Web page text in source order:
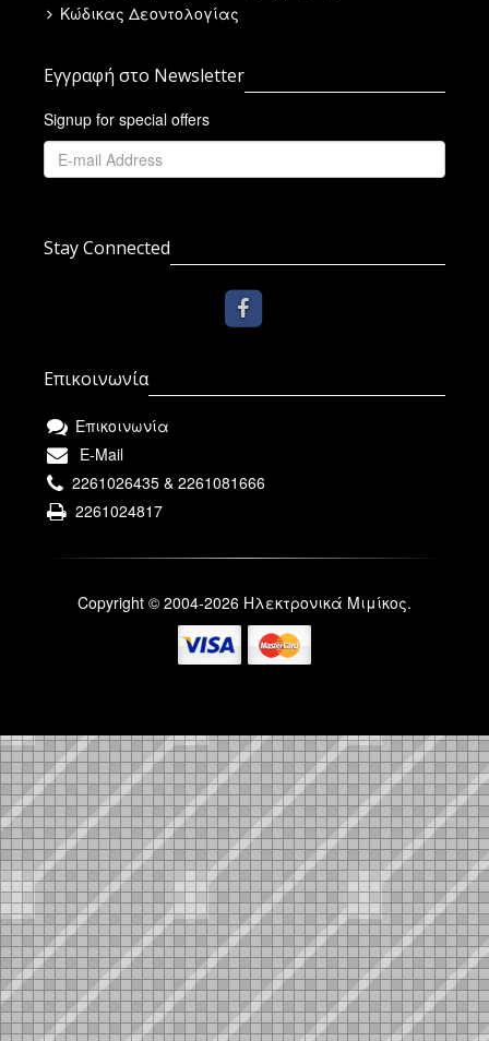
Κώδικας Δεοντολογίας
Εγγραφή στο Newsletter
Signup for special offers
Stay Connected
Επικοινωνία
Επικοινωνία
E-Mail
2261026435 & 2261081666
2261024817
Copyright © 2004-2026 Ηλεκτρονικά Μιμίκος.